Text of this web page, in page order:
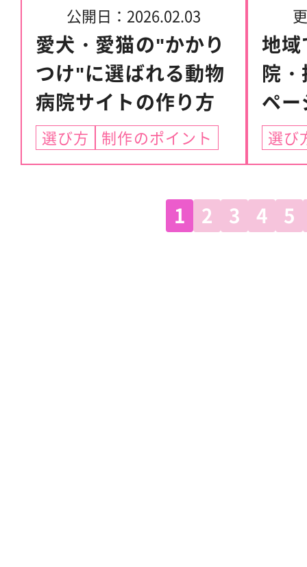
公開日： 2026.02.03
愛犬・愛猫の"かかり
つけ"に選ばれる動物
病院サイトの作り方
選び方 制作のポイント
地
院
ペ
選び
1 2 3 4 5